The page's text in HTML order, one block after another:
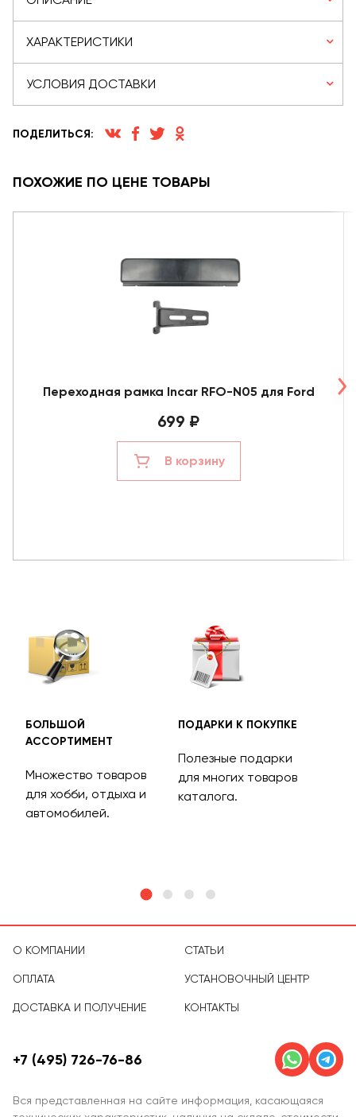
ХАРАКТЕРИСТИКИ
УСЛОВИЯ ДОСТАВКИ
ПОДЕЛИТЬСЯ:
ПОХОЖИЕ ПО ЦЕНЕ ТОВАРЫ
Переходная рамка Incar RFO-N05 для Ford
699 ₽
В корзину
БОЛЬШОЙ
АССОРТИМЕНТ
Множество товаров
для хобби, отдыха и
автомобилей.
ПОДАРКИ К ПОКУПКЕ
Полезные подарки
для многих товаров
каталога.
О КОМПАНИИ
ОПЛАТА
ДОСТАВКА И ПОЛУЧЕНИЕ
СТАТЬИ
УСТАНОВОЧНЫЙ ЦЕНТР
КОНТАКТЫ
Вся представленная на сайте информация, касающаяся
+7 (495) 726-76-86